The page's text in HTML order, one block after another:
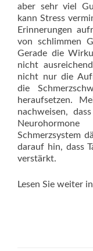
aber sehr viel
kann Stress
Erinnerungen
von schlimmen
Gerade die
nicht
nicht nur die
die
heraufsetzen.
nachweisen,
Schmerzsystem
darauf hin, dass
verstärkt.
Lesen Sie weiter